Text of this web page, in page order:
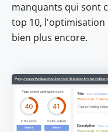
manquants qui sont
top 10, l'optimisation
bien plus encore.